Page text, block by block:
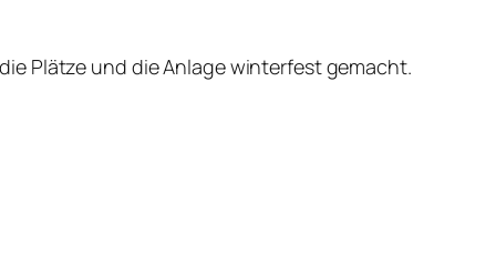
Plätze und die Anlage winterfest gemacht.